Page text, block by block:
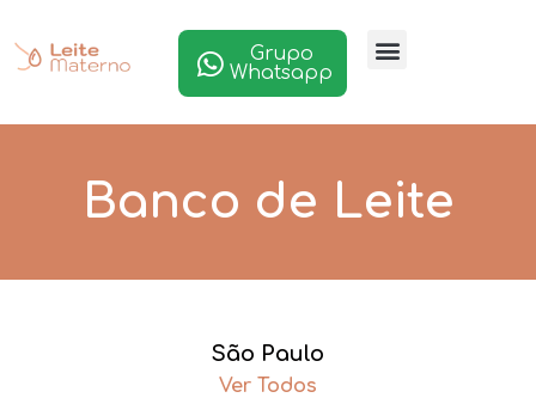
Grupo
Whatsapp
Banco de Leite
São Paulo
Ver Todos